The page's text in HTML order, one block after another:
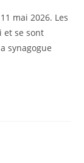
mai 2026. Les
et se sont
synagogue